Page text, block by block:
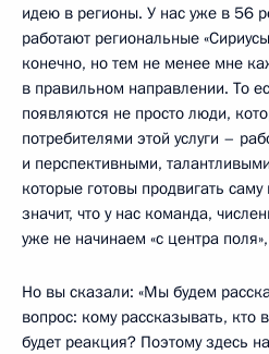
идею в регионы. У нас уже в 56
работают региональные
конечно, но тем не менее мне
в правильном направлении. То
появляются не просто люди,
потребителями этой услуги –
и перспективными,
которые готовы продвигать
значит, что у нас команда,
уже не начинаем «с центра
Но вы сказали: «Мы будем
вопрос: кому рассказывать, кто
будет реакция? Поэтому здесь